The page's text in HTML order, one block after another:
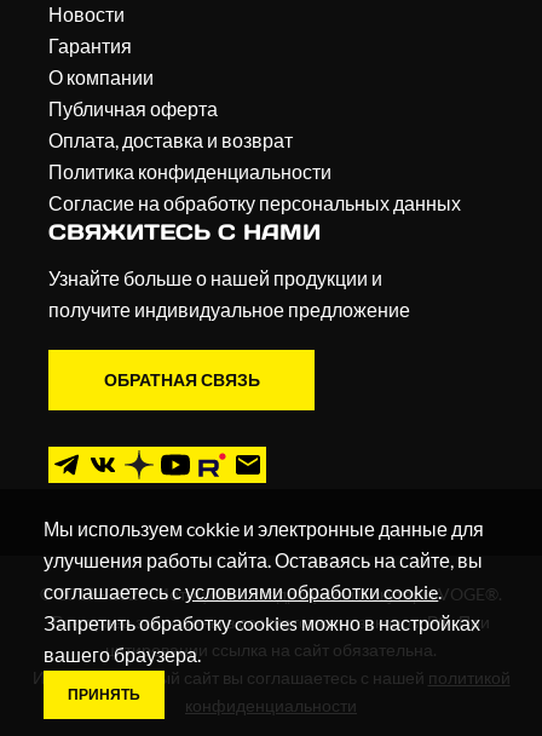
Новости
Гарантия
О компании
Публичная оферта
Оплата, доставка и возврат
Политика конфиденциальности
Согласие на обработку персональных данных
СВЯЖИТЕСЬ С НАМИ
Узнайте больше о нашей продукции и
получите индивидуальное предложение
ОБРАТНАЯ СВЯЗЬ
© 2019 - 2026. Мотоциклы, квадроциклы и скутеры VOGE®.
Все права защищены в соответствии с законом РФ. При
цитировании ссылка на сайт обязательна.
Используя данный сайт вы соглашаетесь с нашей политикой
конфиденциальности
Мы используем cokkie и электронные данные для
улучшения работы сайта. Оставаясь на сайте, вы
соглашаетесь сусловиями обработки cookie.
Запретить обработку cookies можно в настройках
вашего браузера.
ПРИНЯТЬ